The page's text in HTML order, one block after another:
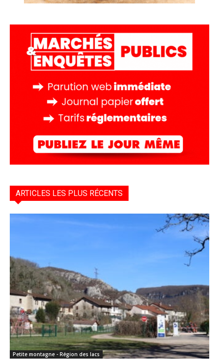
ARTICLES LES PLUS RÉCENTS
Petite montagne - Région des lacs